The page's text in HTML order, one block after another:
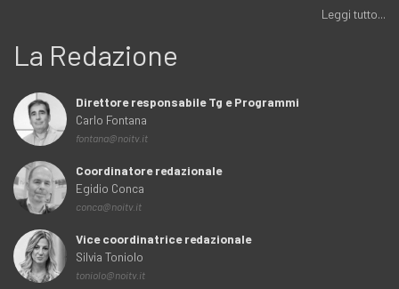
Leggi tutto...
La Redazione
Direttore responsabile Tg e Programmi
Carlo Fontana
fontana@noitv.it
Coordinatore redazionale
Egidio Conca
conca@noitv.it
Vice coordinatrice redazionale
Silvia Toniolo
toniolo@noitv.it